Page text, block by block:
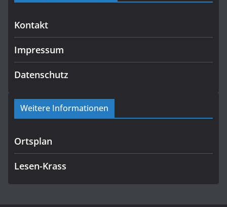
Kontakt
Impressum
Datenschutz
Weitere Informationen
Ortsplan
Lesen-Krass